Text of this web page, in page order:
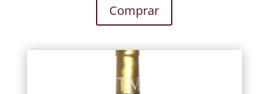
Comprar